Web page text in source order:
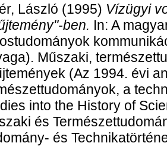
László (1995) Vízügyi
ben. In: A
Műszaki,
(Az 1994. évi
a
into the History of
és
és